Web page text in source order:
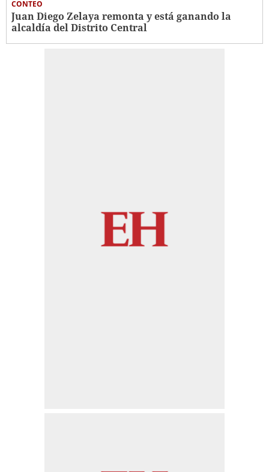
CONTEO
Juan Diego Zelaya remonta y está ganando la
alcaldía del Distrito Central